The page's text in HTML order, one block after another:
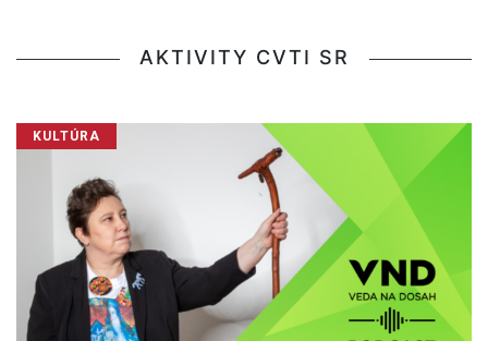
AKTIVITY CVTI SR
KULTÚRA